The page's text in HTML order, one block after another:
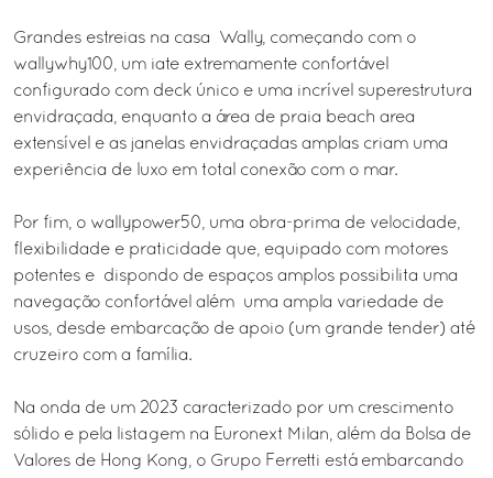
Grandes estreias na casa Wally, começando com o
wallywhy100, um iate extremamente confortável
configurado com deck único e uma incrível superestrutura
envidraçada, enquanto a área de praia beach area
extensível e as janelas envidraçadas amplas criam uma
experiência de luxo em total conexão com o mar.
Por fim, o wallypower50, uma obra-prima de velocidade,
flexibilidade e praticidade que, equipado com motores
potentes e dispondo de espaços amplos possibilita uma
navegação confortável além uma ampla variedade de
usos, desde embarcação de apoio (um grande tender) até
cruzeiro com a família.
Na onda de um 2023 caracterizado por um crescimento
sólido e pela listagem na Euronext Milan, além da Bolsa de
Valores de Hong Kong, o Grupo Ferretti está embarcando